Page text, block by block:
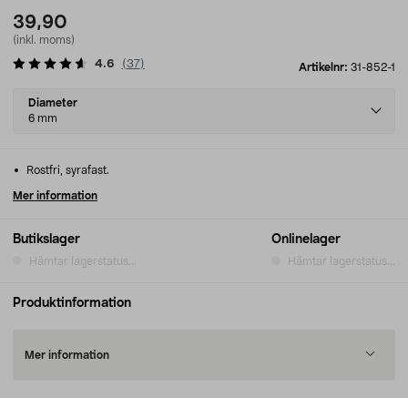
39,90
(inkl. moms)
Artikelnr: 31-852-1
4.6 (37)
Select
variant
Diameter
6 mm
Butikslager
Hämtar lagerstatus...
Onlinelager
Hämtar lagerstatus...
Rostfri, syrafast.
Mer information
Produktinformation
Mer information